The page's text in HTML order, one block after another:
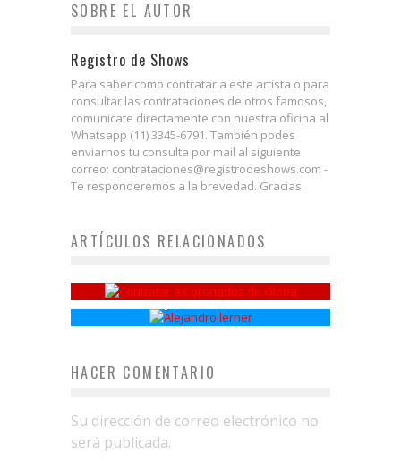
SOBRE EL AUTOR
Registro de Shows
Para saber como contratar a este artista o para
consultar las contrataciones de otros famosos,
comunicate directamente con nuestra oficina al
Whatsapp (11) 3345-6791. También podes
enviarnos tu consulta por mail al siguiente
correo: contrataciones@registrodeshows.com -
Te responderemos a la brevedad. Gracias.
ARTÍCULOS RELACIONADOS
Alejandro Lerner
HACER COMENTARIO
Su dirección de correo electrónico no
será publicada.